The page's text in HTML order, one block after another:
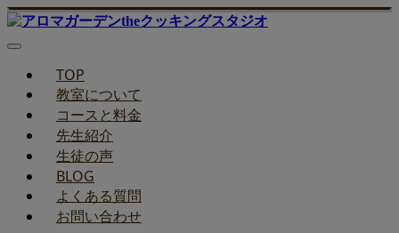
TOP
教室について
コースと料金
先生紹介
生徒の声
BLOG
よくある質問
お問い合わせ